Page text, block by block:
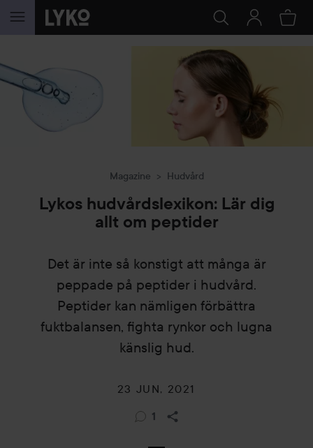
HOPPA TILL INNEHÅLLET
Magazine Hudvård
Lykos hudvårdslexikon: Lär dig
allt om peptider
Det är inte så konstigt att många är
peppade på peptider i hudvård.
Peptider kan nämligen förbättra
fuktbalansen, fighta rynkor och lugna
känslig hud.
23 JUN, 2021
1